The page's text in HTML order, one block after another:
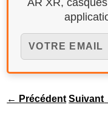
AR XR,
← Précédent Suivant